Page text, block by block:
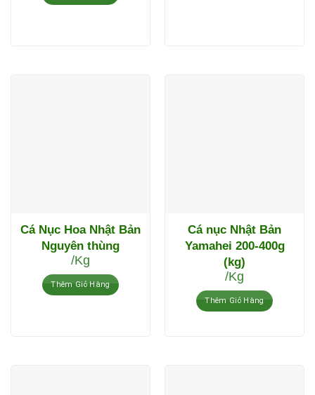
Cá Nục Hoa Nhật Bản
Nguyên thùng
/Kg
Thêm Giỏ Hàng
Cá nục Nhật Bản
Yamahei 200-400g
(kg)
/Kg
Thêm Giỏ Hàng